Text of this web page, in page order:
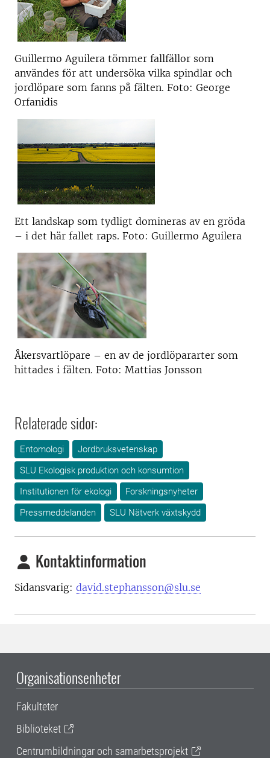
Guillermo Aguilera tömmer fallfällor som
användes för att undersöka vilka spindlar och
jordlöpare som fanns på fälten. Foto: George
Orfanidis
Ett landskap som tydligt domineras av en gröda
– i det här fallet raps. Foto: Guillermo Aguilera
Åkersvartlöpare – en av de jordlöpararter som
hittades i fälten. Foto: Mattias Jonsson
Relaterade sidor:
Entomologi
Jordbruksvetenskap
SLU Ekologisk produktion och konsumtion
Institutionen för ekologi
Forskningsnyheter
Pressmeddelanden
SLU Nätverk växtskydd
Kontaktinformation
Sidansvarig: david.stephansson@slu.se
Organisationsenheter
Fakulteter
Biblioteket
Centrumbildningar och samarbetsprojekt